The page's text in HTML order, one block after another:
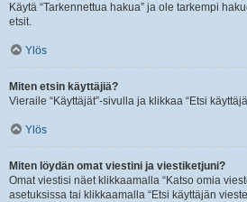
Käytä “Tarkennettua hakua” ja ole tarkempi
etsit.
Ylös
Miten etsin käyttäjiä?
Vieraile “Käyttäjät”-sivulla ja klikkaa “Etsi
Ylös
Miten löydän omat viestini ja viestiketjuni?
Omat viestisi näet klikkaamalla “Katso omia
asetuksissa tai klikkaamalla “Etsi käyttäjän